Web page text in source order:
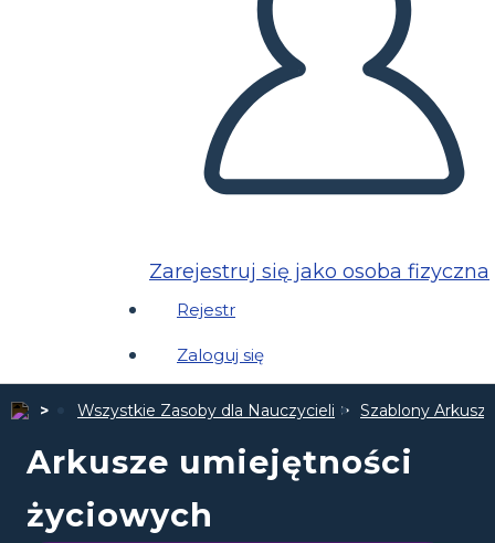
Zarejestruj się jako osoba fizyczna
Rejestr
Zaloguj się
Wszystkie Zasoby dla Nauczycieli Szablony
Arkusze umiejętności
życiowych